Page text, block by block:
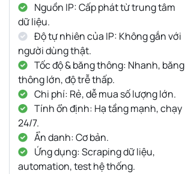
Nguồn IP: Cấp phát từ trung tâm
dữ liệu.
Độ tự nhiên của IP: Không gắn với
người dùng thật.
Tốc độ & băng thông: Nhanh, băng
thông lớn, độ trễ thấp.
Chi phí: Rẻ, dễ mua số lượng lớn.
Tính ổn định: Hạ tầng mạnh, chạy
24/7.
Ẩn danh: Cơ bản.
Ứng dụng: Scraping dữ liệu,
automation, test hệ thống.